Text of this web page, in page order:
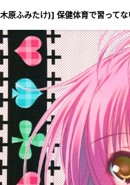
原ふみたけ)] 保健体育で習って